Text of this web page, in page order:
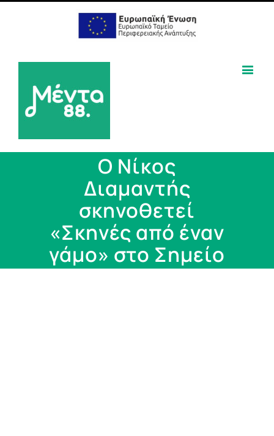
Ο Νίκος
Διαμαντής
σκηνοθετεί
«Σκηνές από έναν
γάμο» στο Σημείο